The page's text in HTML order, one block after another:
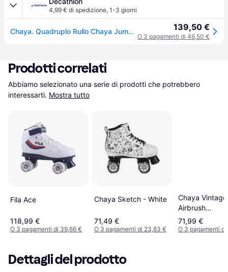
4,99 € di spedizione, 1-3 giorni
Chaya. Quadruplo Rullo Chaya Jump 2.0 Pattini A Rotelle Ritiro Gratis - biancoblu - 40 139,50 €
O 3 pagamenti di 46,50 €
Prodotti correlati
Abbiamo selezionato una serie di prodotti che potrebbero
interessarti. Mostra tutto
Fila Ace
118,99 €
O 3 pagamenti di 39,66 €
Chaya Sketch - White
71,49 €
O 3 pagamenti di 23,83 €
Chaya Vintage
Airbrush
Blue/Pink/
71,99 €
O 3 pagamenti
Dettagli del prodotto